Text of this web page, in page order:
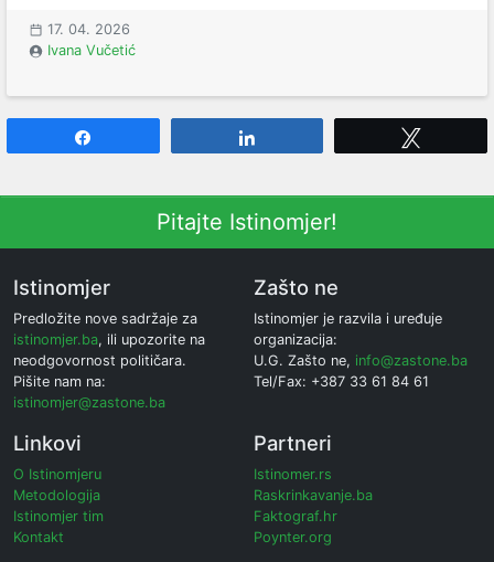
17. 04. 2026
Ivana Vučetić
Pitajte Istinomjer!
Istinomjer
Predložite nove sadržaje za
istinomjer.ba, ili upozorite na
neodgovornost političara.
Pišite nam na:
istinomjer@zastone.ba
Zašto ne
Istinomjer je razvila i uređuje
organizacija:
U.G. Zašto ne, info@zastone.ba
Tel/Fax: +387 33 61 84 61
Linkovi
O Istinomjeru
Metodologija
Istinomjer tim
Kontakt
Partneri
Istinomer.rs
Raskrinkavanje.ba
Faktograf.hr
Poynter.org